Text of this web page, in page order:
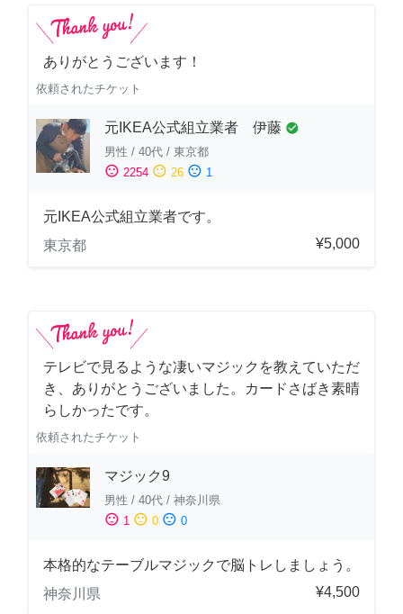
ありがとうございます！
依頼されたチケット
元IKEA公式組立業者 伊藤 check_circle
男性 / 40代 / 東京都
sentiment_satisfied 2254 sentiment_neutral 26 sentiment_dissatisfied 1
元IKEA公式組立業者です。
東京都
¥5,000
テレビで見るような凄いマジックを教えていただ
き、ありがとうございました。カードさばき素晴
らしかったです。
依頼されたチケット
マジック9
男性 / 40代 / 神奈川県
sentiment_satisfied 1 sentiment_neutral 0 sentiment_dissatisfied 0
本格的なテーブルマジックで脳トレしましょう。
神奈川県
¥4,500